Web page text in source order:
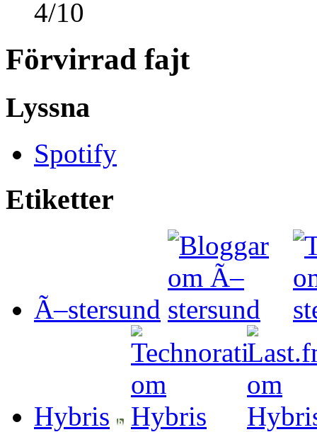
4/10
Förvirrad fajt
Lyssna
Spotify
Etiketter
Ã–stersund
Hybris